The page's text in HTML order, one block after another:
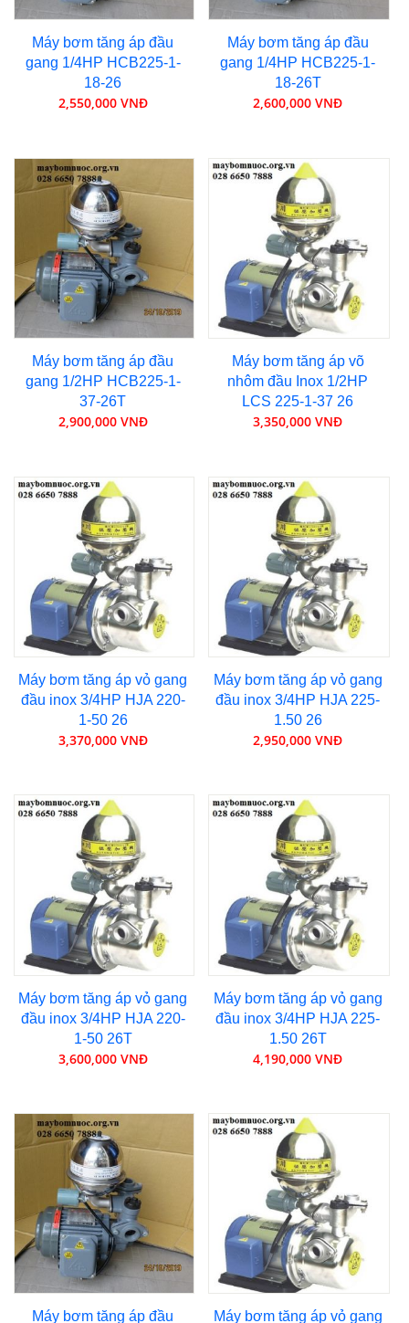
Máy bơm tăng áp đầu
gang 1/4HP HCB225-1-
18-26
2,550,000 VNĐ
Máy bơm tăng áp đầu
gang 1/4HP HCB225-1-
18-26T
2,600,000 VNĐ
Máy bơm tăng áp đầu
gang 1/2HP HCB225-1-
37-26T
2,900,000 VNĐ
Máy bơm tăng áp võ
nhôm đầu Inox 1/2HP
LCS 225-1-37 26
3,350,000 VNĐ
Máy bơm tăng áp vỏ gang
đầu inox 3/4HP HJA 220-
1-50 26
3,370,000 VNĐ
Máy bơm tăng áp vỏ gang
đầu inox 3/4HP HJA 225-
1.50 26
2,950,000 VNĐ
Máy bơm tăng áp vỏ gang
đầu inox 3/4HP HJA 220-
1-50 26T
3,600,000 VNĐ
Máy bơm tăng áp vỏ gang
đầu inox 3/4HP HJA 225-
1.50 26T
4,190,000 VNĐ
Máy bơm tăng áp đầu Máy bơm tăng áp vỏ gang